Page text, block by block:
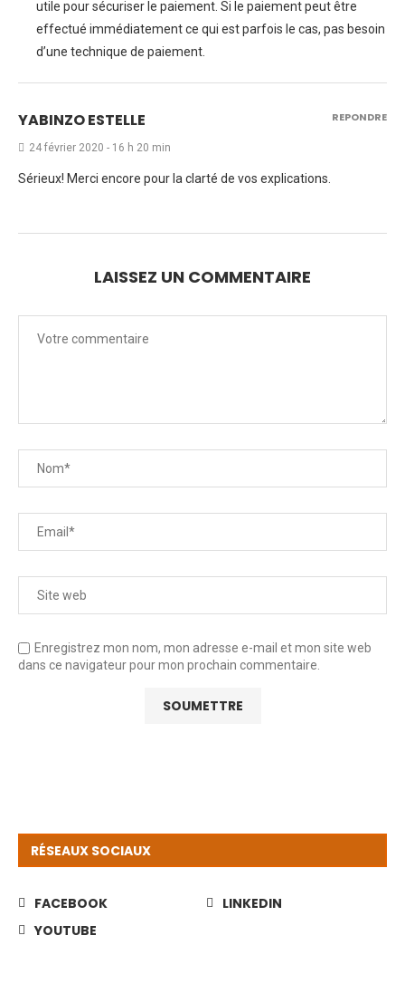
utile pour sécuriser le paiement. Si le paiement peut être
effectué immédiatement ce qui est parfois le cas, pas besoin
d’une technique de paiement.
YABINZO ESTELLE
24 février 2020 - 16 h 20 min
Sérieux! Merci encore pour la clarté de vos explications.
REPONDRE
LAISSEZ UN COMMENTAIRE
Enregistrez mon nom, mon adresse e-mail et mon site web
dans ce navigateur pour mon prochain commentaire.
RÉSEAUX SOCIAUX
FACEBOOK
LINKEDIN
YOUTUBE